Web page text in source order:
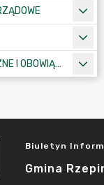
INFORMACJE PUBLICZNE I OBOWIĄZKOWE
Biuletyn
Gmina